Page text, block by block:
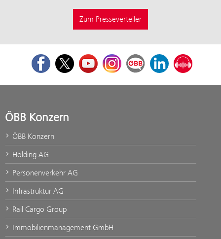
Zum Presseverteiler
FacebookTwitterYoutubeInstagramÖBB Corporate Blog
LinkedInPodcast
ÖBB Konzern
ÖBB Konzern
Holding AG
Personenverkehr AG
Infrastruktur AG
Rail Cargo Group
Immobilienmanagement GmbH